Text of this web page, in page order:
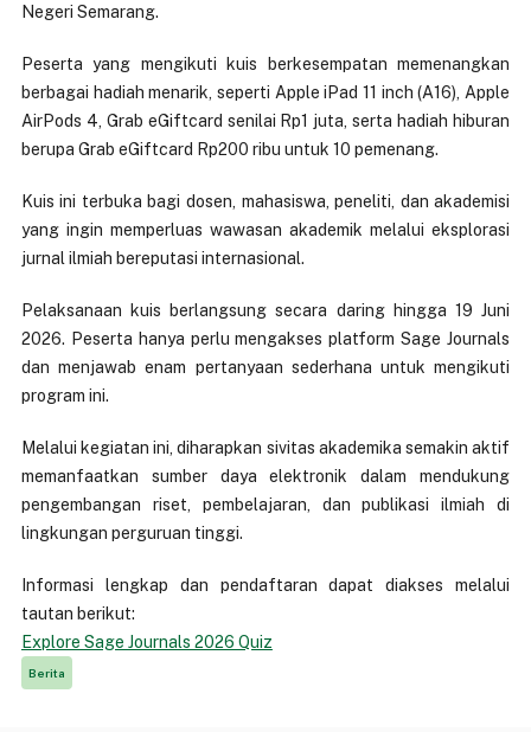
Negeri Semarang.
Peserta yang mengikuti kuis berkesempatan memenangkan
berbagai hadiah menarik, seperti Apple iPad 11 inch (A16), Apple
AirPods 4, Grab eGiftcard senilai Rp1 juta, serta hadiah hiburan
berupa Grab eGiftcard Rp200 ribu untuk 10 pemenang.
Kuis ini terbuka bagi dosen, mahasiswa, peneliti, dan akademisi
yang ingin memperluas wawasan akademik melalui eksplorasi
jurnal ilmiah bereputasi internasional.
Pelaksanaan kuis berlangsung secara daring hingga 19 Juni
2026. Peserta hanya perlu mengakses platform Sage Journals
dan menjawab enam pertanyaan sederhana untuk mengikuti
program ini.
Melalui kegiatan ini, diharapkan sivitas akademika semakin aktif
memanfaatkan sumber daya elektronik dalam mendukung
pengembangan riset, pembelajaran, dan publikasi ilmiah di
lingkungan perguruan tinggi.
Informasi lengkap dan pendaftaran dapat diakses melalui
tautan berikut:
Explore Sage Journals 2026 Quiz
Berita